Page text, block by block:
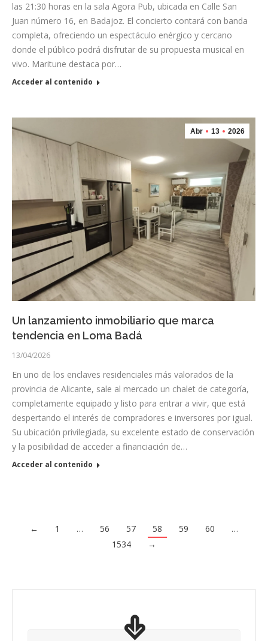
las 21:30 horas en la sala Agora Pub, ubicada en Calle San
Juan número 16, en Badajoz. El concierto contará con banda
completa, ofreciendo un espectáculo enérgico y cercano
donde el público podrá disfrutar de su propuesta musical en
vivo. Maritune destaca por…
Acceder al contenido
Abr 13 2026
Un lanzamiento inmobiliario que marca
tendencia en Loma Badá
13/04/2026
En uno de los enclaves residenciales más valorados de la
provincia de Alicante, sale al mercado un chalet de categoría,
completamente equipado y listo para entrar a vivir, que está
despertando el interés de compradores e inversores por igual.
Su ubicación privilegiada, su excelente estado de conservación
y la posibilidad de acceder a financiación de…
Acceder al contenido
← 1 … 56 57 58 59 60
…
1534
→